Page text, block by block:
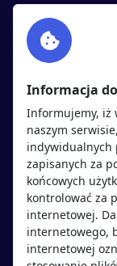
Facebook
Twitter
Kandydaci
Regulamin
Oferty pracy
Pracodawcy
Informacja
Informujemy, iż
naszym
indywidualnych
zapisanych za
końcowych
kontrolować za
internetowej.
internetowego,
internetowej